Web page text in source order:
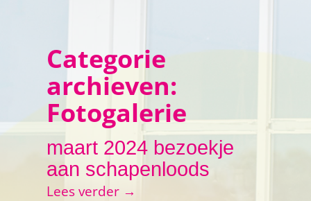
Categorie
archieven:
Fotogalerie
maart 2024 bezoekje
aan schapenloods
Lees verder →